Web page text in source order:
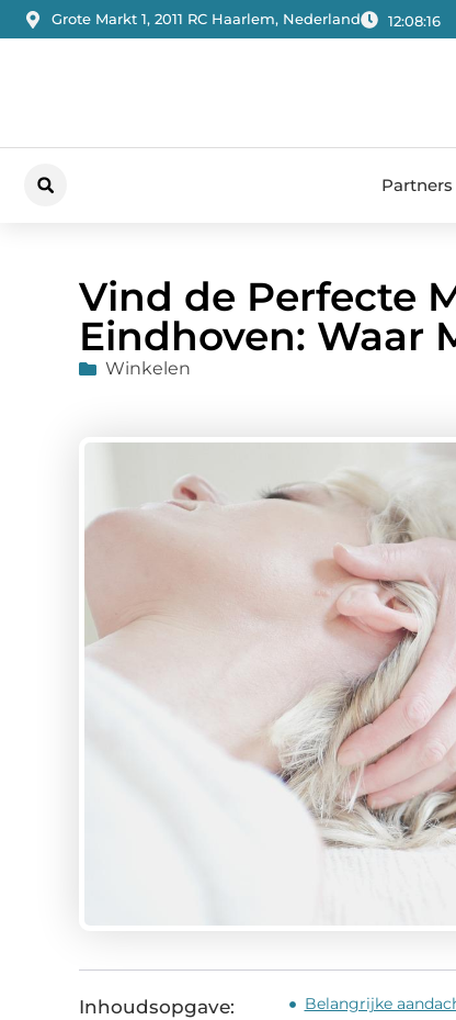
Grote Markt 1, 2011 RC Haarlem, Nederland 12:08:17
Partners
Vind de Perfecte
Eindhoven: Waar
Winkelen
Inhoudsopgave:
Belangrijke